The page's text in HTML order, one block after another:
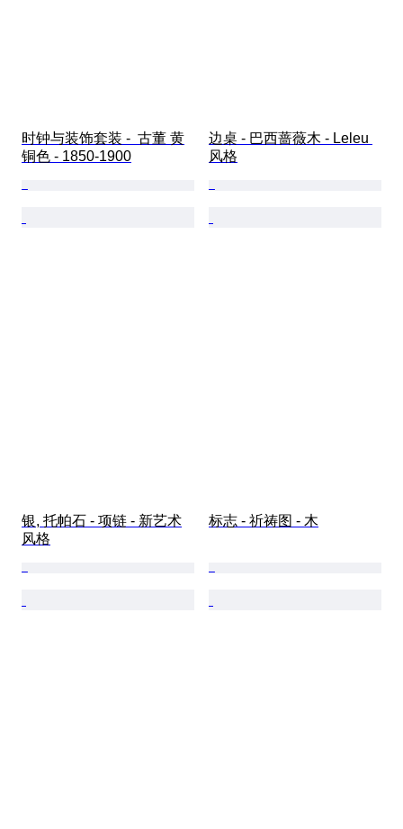
时钟与装饰套装 -  古董 黄
铜色 - 1850-1900
边桌 - 巴西蔷薇木 - Leleu
风格
银, 托帕石 - 项链 - 新艺术
风格
标志 - 祈祷图 - 木